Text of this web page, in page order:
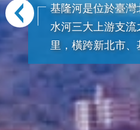
基隆河是位於臺
水河三大上游支
里，橫跨新北市、